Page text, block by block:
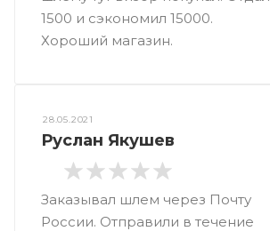
1500 и сэкономил 15000.
Хороший магазин.
28.05.2021
Руслан Якушев
Заказывал шлем через Почту
России. Отправили в течение